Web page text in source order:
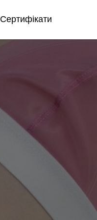
Сертифікати